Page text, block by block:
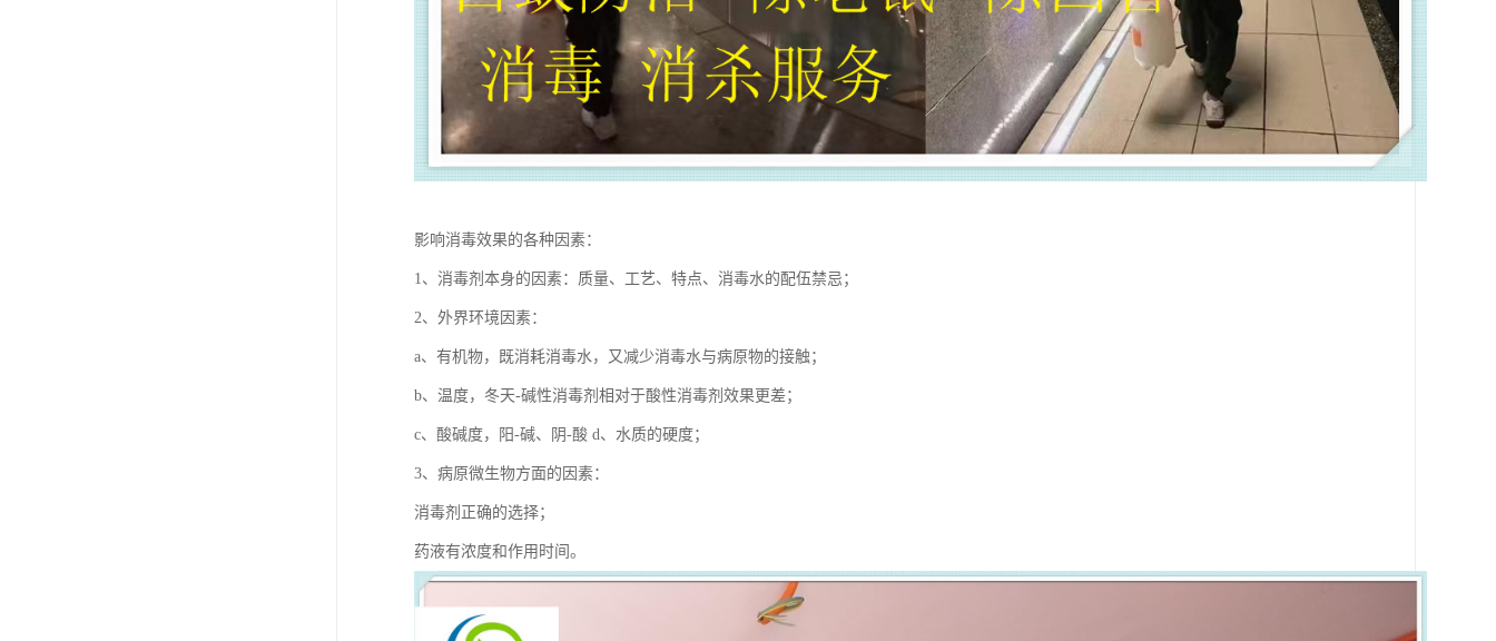
影响消毒效果的各种因素：
1、消毒剂本身的因素：质量、工艺、特点、消毒水的配伍禁忌；
2、外界环境因素：
a、有机物，既消耗消毒水，又减少消毒水与病原物的接触；
b、温度，冬天-碱性消毒剂相对于酸性消毒剂效果更差；
c、酸碱度，阳-碱、阴-酸 d、水质的硬度；
3、病原微生物方面的因素：
消毒剂正确的选择；
药液有浓度和作用时间。